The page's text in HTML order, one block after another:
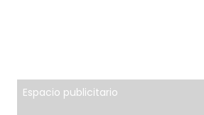
Espacio publicitario